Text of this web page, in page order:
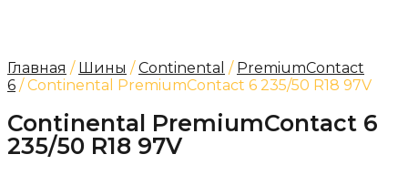
Главная / Шины /Continental / PremiumContact
6 / Continental PremiumContact 6 235/50 R18 97V
Continental PremiumContact 6
235/50 R18 97V